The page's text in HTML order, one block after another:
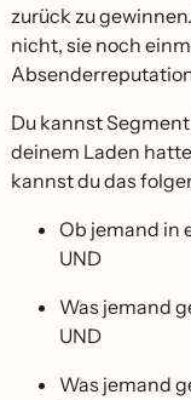
zurück zu
nicht, sie noch
Du kannst
deinem Laden
kannst du das
Ob jemand in
UND
Was jemand
UND
Was jemand